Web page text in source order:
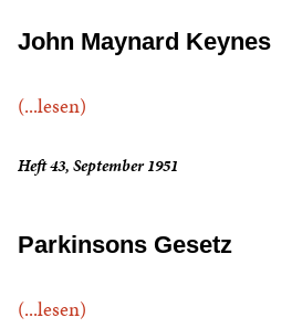
John Maynard Keynes
(...lesen)
Heft 43, September 1951
Parkinsons Gesetz
(...lesen)